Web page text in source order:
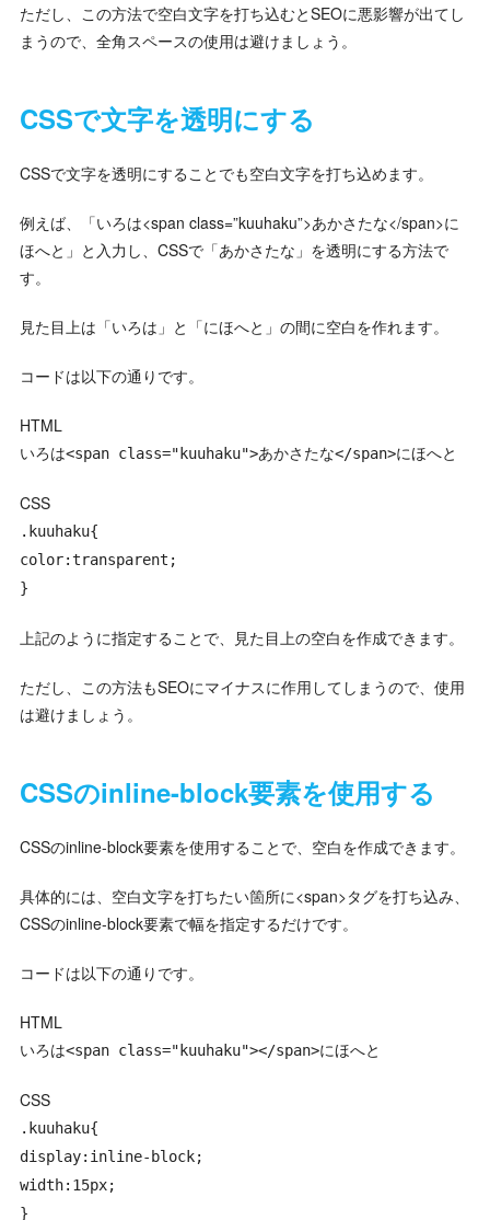
ただし、この方法で空白文字を打ち込むとSEOに悪影響が出てし
まうので、全角スペースの使用は避けましょう。
CSSで文字を透明にする
CSSで文字を透明にすることでも空白文字を打ち込めます。
例えば、「いろは<span class=”kuuhaku”>あかさたな</span>に
ほへと」と入力し、CSSで「あかさたな」を透明にする方法で
す。
見た目上は「いろは」と「にほへと」の間に空白を作れます。
コードは以下の通りです。
HTML
いろは<span class="kuuhaku">あかさたな</span>にほへと
CSS
.kuuhaku{
color:transparent;
}
上記のように指定することで、見た目上の空白を作成できます。
ただし、この方法もSEOにマイナスに作用してしまうので、使用
は避けましょう。
CSSのinline-block要素を使用する
CSSのinline-block要素を使用することで、空白を作成できます。
具体的には、空白文字を打ちたい箇所に<span>タグを打ち込み、
CSSのinline-block要素で幅を指定するだけです。
コードは以下の通りです。
HTML
いろは<span class="kuuhaku"></span>にほへと
CSS
.kuuhaku{
display:inline-block;
width:15px;
}